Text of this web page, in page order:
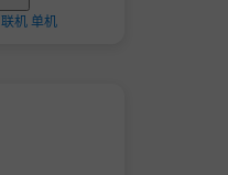
联机单机